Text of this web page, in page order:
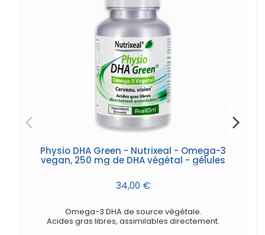
Physio DHA Green - Nutrixeal - Omega-3
vegan, 250 mg de DHA végétal - gélules
34,00 €
Omega-3 DHA de source végétale.
Acides gras libres, assimilables directement.